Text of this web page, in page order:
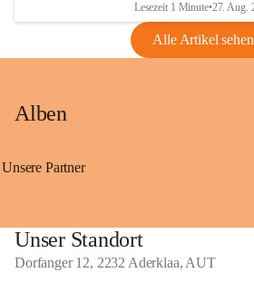
Lesezeit 1 Minute•27. Aug.
Alle Artikel sehen
Alben
Unsere Partner
Unser Standort
Dorfanger 12, 2232 Aderklaa, AUT